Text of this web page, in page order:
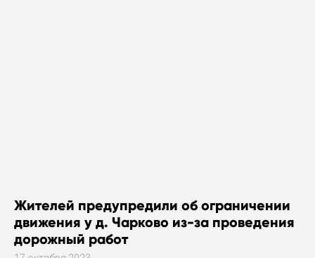
Жителей предупредили об ограничении
движения у д. Чарково из-за проведения
дорожный работ